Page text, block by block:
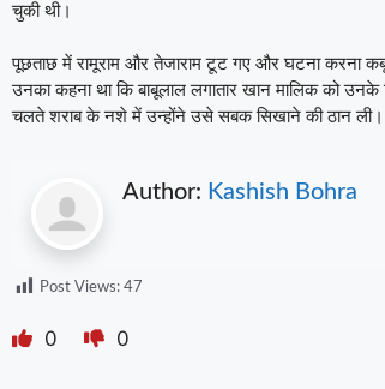
चुकी थी।
पूछताछ में रामूराम और तेजाराम टूट गए और घटना करना
उनका कहना था कि बाबूलाल लगातार खान मालिक को
चलते शराब के नशे में उन्होंने उसे सबक सिखाने की ठान ली।
Author: Kashish Bohra
Post Views: 47
0 0